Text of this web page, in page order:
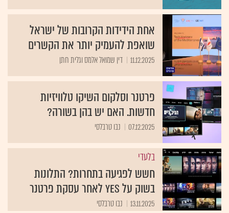
אחת הידידות הקרובות של ישראל
שואפת להעמיק יותר את הקשרים
11.12.2025 דין שמואל אלמס וגלית חתן
פרטנר וסלקום השיקו טלוויזיות
חדשות. האם יש בהן בשורה?
07.12.2025 נבו טרבלסי
בלעדי
חשש לפגיעה בתחרות? התלונות
בשוק על yes לאחר עסקת פרטנר
13.11.2025 נבו טרבלסי